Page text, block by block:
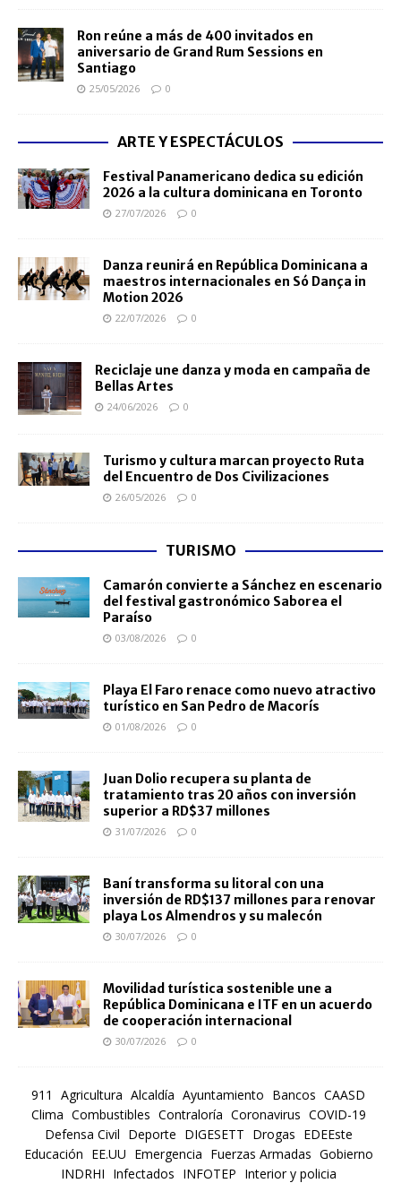
Ron reúne a más de 400 invitados en
aniversario de Grand Rum Sessions en
Santiago
25/05/2026 0
ARTE Y ESPECTÁCULOS
Festival Panamericano dedica su edición
2026 a la cultura dominicana en Toronto
27/07/2026 0
Danza reunirá en República Dominicana a
maestros internacionales en Só Dança in
Motion 2026
22/07/2026 0
Reciclaje une danza y moda en campaña de
Bellas Artes
24/06/2026 0
Turismo y cultura marcan proyecto Ruta
del Encuentro de Dos Civilizaciones
26/05/2026 0
TURISMO
Camarón convierte a Sánchez en escenario
del festival gastronómico Saborea el
Paraíso
03/08/2026 0
Playa El Faro renace como nuevo atractivo
turístico en San Pedro de Macorís
01/08/2026 0
Juan Dolio recupera su planta de
tratamiento tras 20 años con inversión
superior a RD$37 millones
31/07/2026 0
Baní transforma su litoral con una
inversión de RD$137 millones para renovar
playa Los Almendros y su malecón
30/07/2026 0
Movilidad turística sostenible une a
República Dominicana e ITF en un acuerdo
de cooperación internacional
30/07/2026 0
911 Agricultura Alcaldía Ayuntamiento Bancos CAASD
Clima Combustibles Contraloría Coronavirus COVID-19
Defensa Civil Deporte DIGESETT Drogas EDEEste
Educación EE.UU Emergencia Fuerzas Armadas Gobierno
INDRHI Infectados INFOTEP Interior y policia